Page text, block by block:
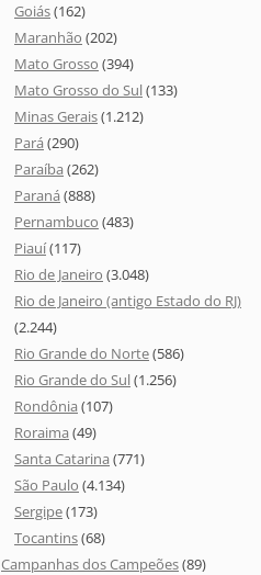
Goiás(162)
Maranhão (202)
Mato Grosso (394)
Mato Grosso do Sul(133)
Minas Gerais(1.212)
Pará (290)
Paraíba (262)
Paraná (888)
Pernambuco (483)
Piauí(117)
Rio de Janeiro (3.048)
Rio de Janeiro (antigo Estado do RJ)
(2.244)
Rio Grande do Norte(586)
Rio Grande do Sul(1.256)
Rondônia (107)
Roraima (49)
Santa Catarina (771)
São Paulo (4.134)
Sergipe(173)
Tocantins(68)
Campanhas dos Campeões(89)